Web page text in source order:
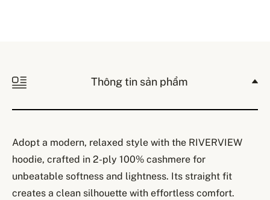
Thông tin sản phẩm
Adopt a modern, relaxed style with the RIVERVIEW
hoodie, crafted in 2-ply 100% cashmere for
unbeatable softness and lightness. Its straight fit
creates a clean silhouette with effortless comfort.